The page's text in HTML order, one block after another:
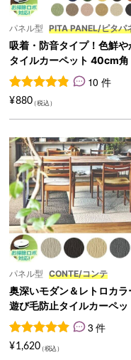
パネル型 PITA PANEL/ピタパ
吸着・防音タイプ！色鮮や
タイルカーペット 40cm角
TA PANEL/ピタパネル』
10
件の利用者評価に基づ
10 件
¥880
パネル型 CONTE/コンテ
奥深いモダン＆レトロカラ
遊び毛防止タイルカーペッ
0cm角『CONTE/コンテ』
3
件の利用者評価に基づ
3 件
¥ 1,620